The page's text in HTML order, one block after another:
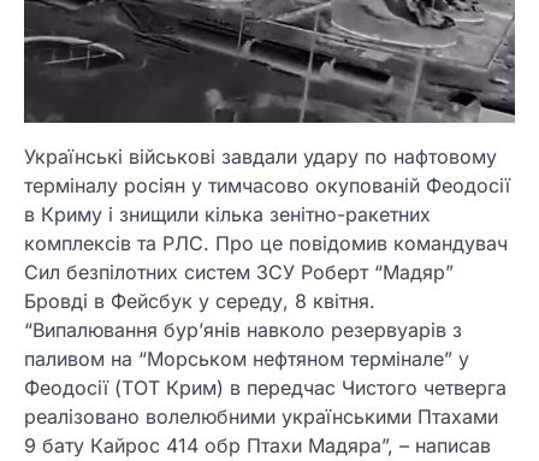
Українські військові завдали удару по нафтовому
терміналу росіян у тимчасово окупованій Феодосії
в Криму і знищили кілька зенітно-ракетних
комплексів та РЛС. Про це повідомив командувач
Сил безпілотних систем ЗСУ Роберт “Мадяр”
Бровді в Фейсбук у середу, 8 квітня.
“Випалювання бурʼянів навколо резервуарів з
паливом на “Морськом нефтяном термінале” у
Феодосії (ТОТ Крим) в передчас Чистого четверга
реалізовано волелюбними українськими Птахами
9 бату Кайрос 414 обр Птахи Мадяра”, – написав